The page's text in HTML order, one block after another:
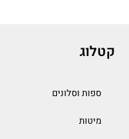
קטלוג
ספות וסלונים
מיטות